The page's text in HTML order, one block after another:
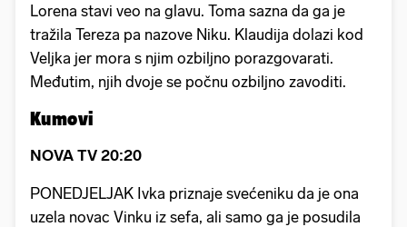
Lorena stavi veo na glavu. Toma sazna da ga je
tražila Tereza pa nazove Niku. Klaudija dolazi kod
Veljka jer mora s njim ozbiljno porazgovarati.
Međutim, njih dvoje se počnu ozbiljno zavoditi.
Kumovi
NOVA TV 20:20
PONEDJELJAK Ivka priznaje svećeniku da je ona
uzela novac Vinku iz sefa, ali samo ga je posudila